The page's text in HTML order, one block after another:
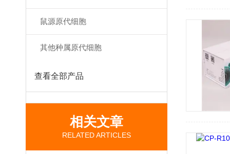
鼠源原代细胞
其他种属原代细胞
查看全部产品
相关文章
RELATED ARTICLES